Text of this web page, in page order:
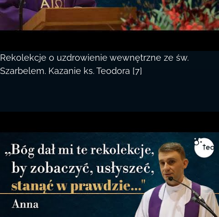
Rekolekcje o uzdrowienie wewnętrzne ze św.
Szarbelem. Kazanie ks. Teodora [7]